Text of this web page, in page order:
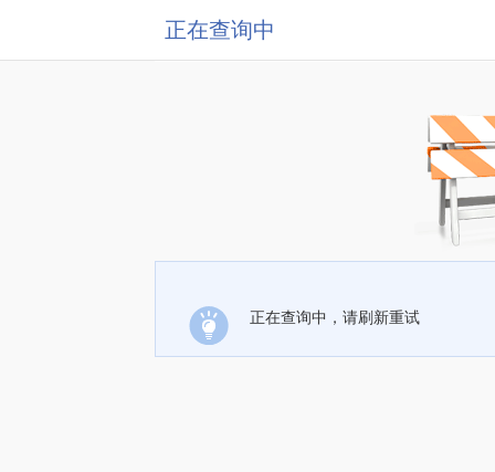
正在查询中
正在查询中，请刷新重试